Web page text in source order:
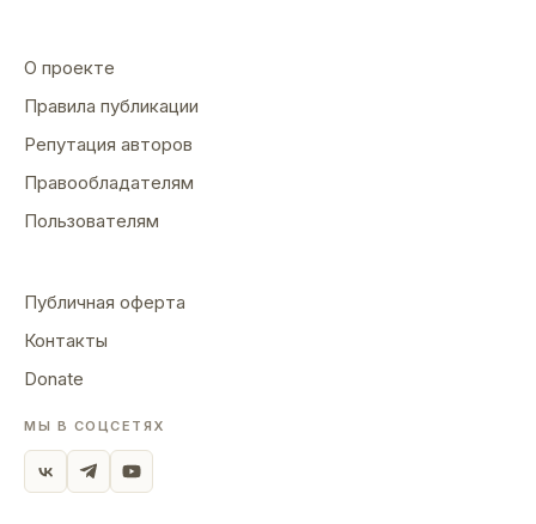
О проекте
Правила публикации
Репутация авторов
Правообладателям
Пользователям
Публичная оферта
Контакты
Donate
МЫ В СОЦСЕТЯХ